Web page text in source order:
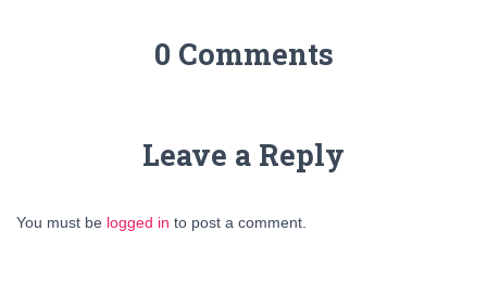
0 Comments
Leave a Reply
You must be logged in to post a comment.